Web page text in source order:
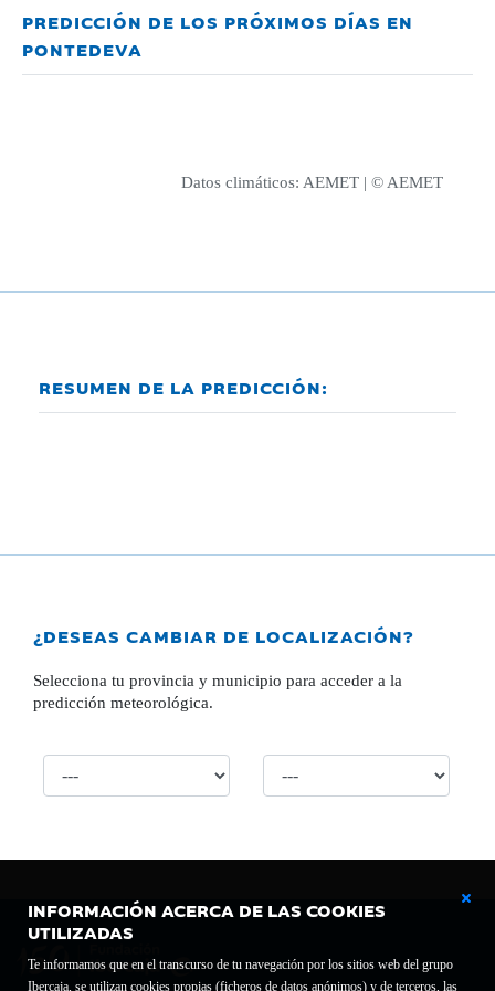
INFORMACIÓN ACERCA DE LAS COOKIES
UTILIZADAS
Te informamos que en el transcurso de tu navegación por los sitios web del grupo
Ibercaja, se utilizan cookies propias (ficheros de datos anónimos) y de terceros, las
PREDICCIÓN DE LOS PRÓXIMOS DÍAS EN
PONTEDEVA
Datos climáticos: AEMET | © AEMET
RESUMEN DE LA PREDICCIÓN:
¿DESEAS CAMBIAR DE LOCALIZACIÓN?
Selecciona tu provincia y municipio para acceder a la
predicción meteorológica.